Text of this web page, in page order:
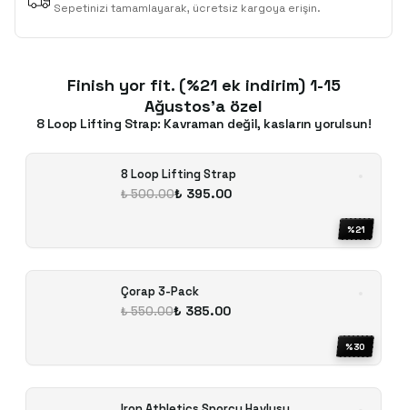
Sepetinizi tamamlayarak, ücretsiz kargoya erişin.
Finish yor fit. (%21 ek indirim) 1-15
Ağustos'a özel
8 Loop Lifting Strap: Kavraman değil, kasların yorulsun!
8 Loop Lifting Strap
₺ 500.00₺ 395.00
%21
Çorap 3-Pack
₺ 550.00₺ 385.00
%30